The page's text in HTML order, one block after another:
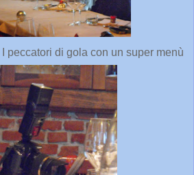
peccatori di gola con un super menù